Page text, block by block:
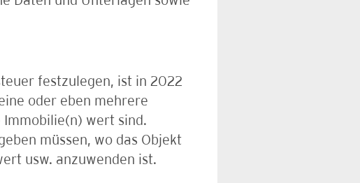
festzulegen, ist in 2022
oder eben mehrere
Immobilie(n) wert sind.
müssen, wo das Objekt
usw. anzuwenden ist.